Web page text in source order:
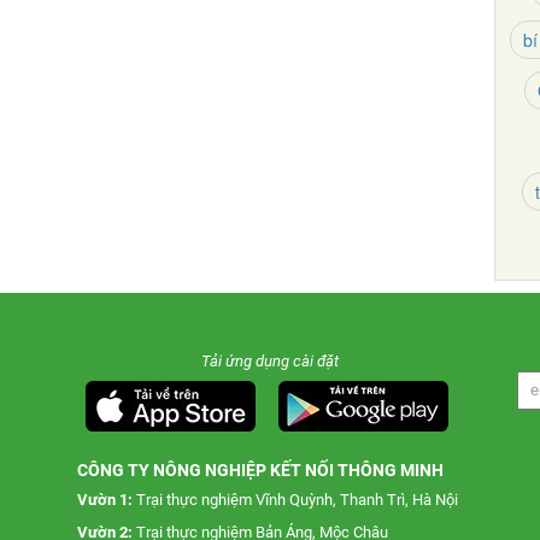
Tải ứng dụng cài đặt
CÔNG TY NÔNG NGHIỆP KẾT NỐI THÔNG MINH
Vườn 1: Trại thực nghiệm Vĩnh Quỳnh, Thanh Trì, Hà Nội
Vườn 2: Trại thực nghiệm Bản Áng, Mộc Châu